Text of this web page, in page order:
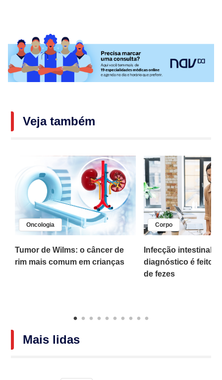
Veja também
Oncologia
Tumor de Wilms: o câncer de
rim mais comum em crianças
Corpo
Infecção intestinal
diagnóstico é feito
de fezes
Mais lidas